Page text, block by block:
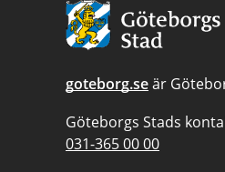
Avsändare:
Göteborgs
Stad
goteborg.seär
Göteborgs Stads
Telefonnummer
031-365 00 00